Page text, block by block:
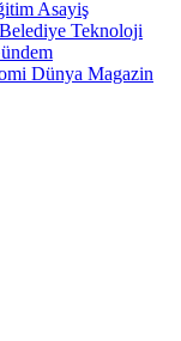
Asayiş
Belediye Teknoloji
Dünya Magazin